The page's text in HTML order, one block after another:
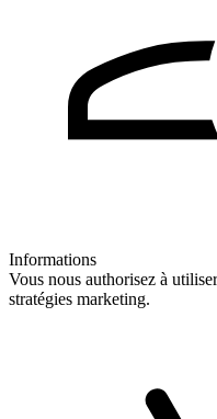
Informations
Vous nous authorisez à
stratégies marketing.